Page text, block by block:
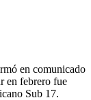
en comunicado
en febrero fue
Sub 17.